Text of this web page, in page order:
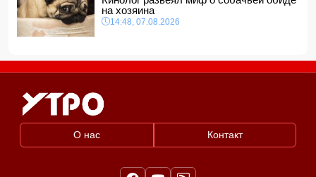
на хозяина
14:48, 07.08.2026
О нас Контакт